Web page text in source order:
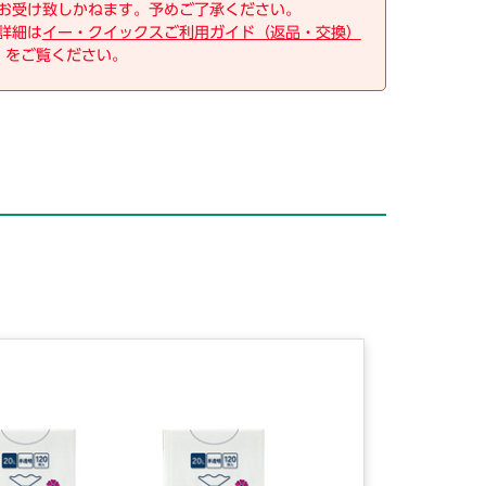
受け致しかねます。予めご了承ください。
細はイー・クイックスご利用ガイド（返品・交換）
をご覧ください。